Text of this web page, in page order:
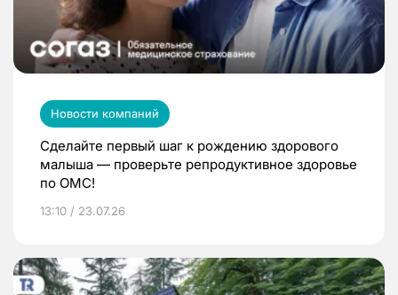
Новости компаний
Сделайте первый шаг к рождению здорового
малыша — проверьте репродуктивное здоровье
по ОМС!
13:10 / 23.07.26